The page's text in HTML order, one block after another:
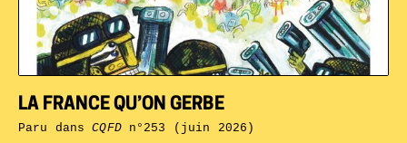
LA FRANCE QU’ON GERBE
Paru dansCQFDn°253 (juin 2026)